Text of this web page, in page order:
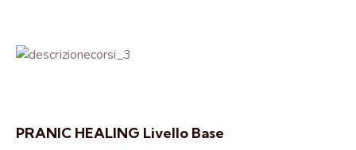
PRANIC HEALING Livello Base